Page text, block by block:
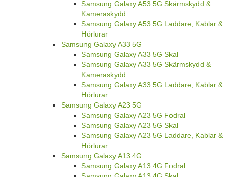
Samsung Galaxy A53 5G Skärmskydd &
Kameraskydd
Samsung Galaxy A53 5G Laddare, Kablar &
Hörlurar
Samsung Galaxy A33 5G
Samsung Galaxy A33 5G Skal
Samsung Galaxy A33 5G Skärmskydd &
Kameraskydd
Samsung Galaxy A33 5G Laddare, Kablar &
Hörlurar
Samsung Galaxy A23 5G
Samsung Galaxy A23 5G Fodral
Samsung Galaxy A23 5G Skal
Samsung Galaxy A23 5G Laddare, Kablar &
Hörlurar
Samsung Galaxy A13 4G
Samsung Galaxy A13 4G Fodral